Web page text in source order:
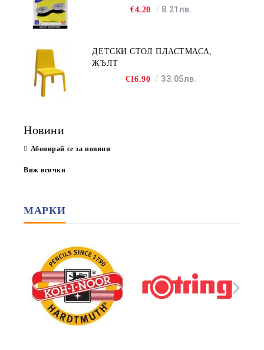
€4.20
8.21лв.
ДЕТСКИ СТОЛ ПЛАСТМАСА,
ЖЪЛТ
€16.90
33.05лв.
Новини
Абонирай се за новини
Виж всички
МАРКИ